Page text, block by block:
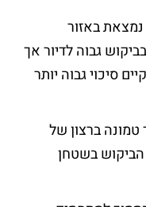
באזור
גבוה לדיור אך
סיכוי גבוה יותר
ברצון של
הביקוש בשטחן